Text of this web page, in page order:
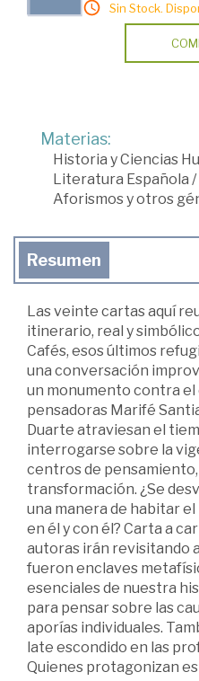
Sin Stock.
Materias:
Historia y Ciencias
Literatura Española /
Aforismos y otros
Resumen
Las veinte cartas aquí
itinerario, real y
Cafés, esos últimos
una conversación
un monumento contra el
pensadoras Marifé
Duarte atraviesan el
interrogarse sobre la
centros de
transformación. ¿Se
una manera de habitar
en él y con él? Carta a
autoras irán revisitando
fueron enclaves
esenciales de nuestra
para pensar sobre las
aporías individuales.
late escondido en las
Quienes protagonizan